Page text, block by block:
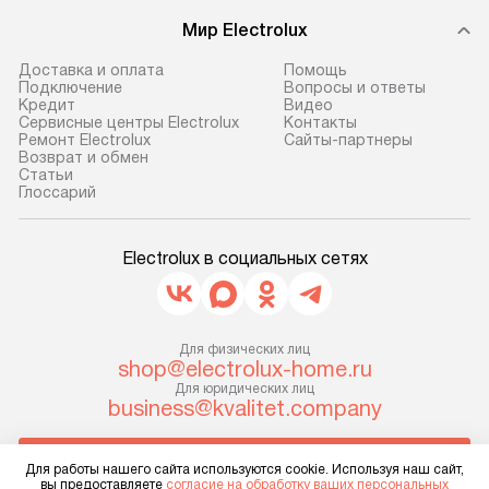
транспортной компании в г. Москва.
доставки у менеджера при
оформлении заказа.
В оговоренный день служба
доставки доставит упакованный
прибор до двери или прихожей.
Если необходимо переместить
прибор до места установки,
пожалуйста, предварительно
уточните это с менеджером.
дополнительная плата. Важно
учитывать, что если размеры
прибора не позволяют ему пройти
через дверной проем, сотрудники
транспортной службы не могут
Готовые
соединение
коммуникациям,
В стандартную
не включаются:
коммуникаций,
Мир Electrolux
Доставка и оплата
Подключение
Кредит
Сервисные центры Electrolux
Ремонт Electrolux
Возврат и обмен
Cтатьи
Глоссарий
Помощь
Вопросы и ответы
Видео
Контакты
Сайты-партнеры
Electrolux в социальных сетях
Для физических лиц
shop@electrolux-home.ru
Для юридических лиц
business@kvalitet.company
Для работы нашего сайта используются cookie. Используя наш сайт,
вы предоставляете согласие на обработку ваших персональных